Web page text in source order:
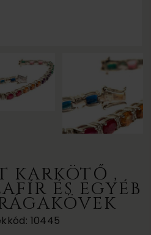
KARKÖTŐ ,
ÉS EGYÉB
10445